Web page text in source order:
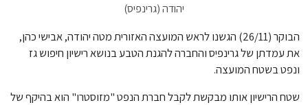
יהודה (גרינפיס)
הבוקר (26/11) הגשנו לראש המועצה האזורית מטה יהודה, אבישי כהן,
את עמדתן של גרינפיס והחברה להגנת הטבע בנושא רישיון חיפוש גז
ונפט בשטח המועצה.
שטח הרישיון אותו מבקשת לקבל חברת הנפט "מזוסטרו" הוא בהיקף של